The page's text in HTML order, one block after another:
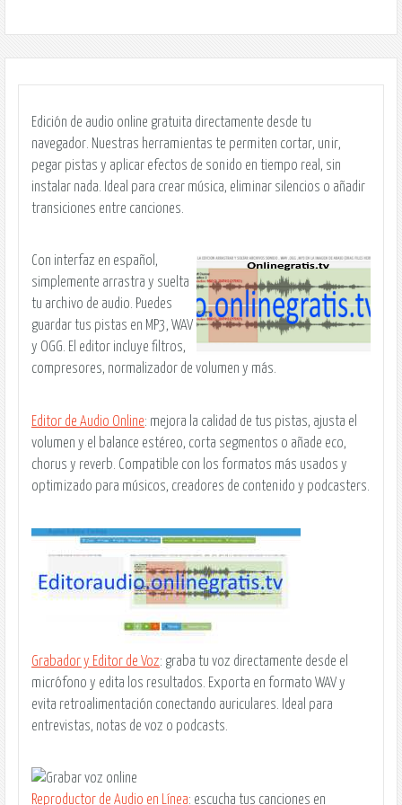
Edición de audio online gratuita directamente desde tu
navegador. Nuestras herramientas te permiten cortar, unir,
pegar pistas y aplicar efectos de sonido en tiempo real , sin
instalar nada. Ideal para crear música, eliminar silencios o añadir
transiciones entre canciones.
Con interfaz en español,
simplemente arrastra y suelta
tu archivo de audio. Puedes
guardar tus pistas en MP3, WAV
y OGG. El editor incluye filtros,
compresores, normalizador de volumen y más.
Editor de Audio Online: mejora la calidad de tus pistas, ajusta el
volumen y el balance estéreo, corta segmentos o añade eco,
chorus y reverb. Compatible con los formatos más usados y
optimizado para músicos, creadores de contenido y podcasters.
Grabador y Editor de Voz: graba tu voz directamente desde el
micrófono y edita los resultados. Exporta en formato WAV y
evita retroalimentación conectando auriculares. Ideal para
entrevistas, notas de voz o podcasts.
Reproductor de Audio en Línea: escucha tus canciones en